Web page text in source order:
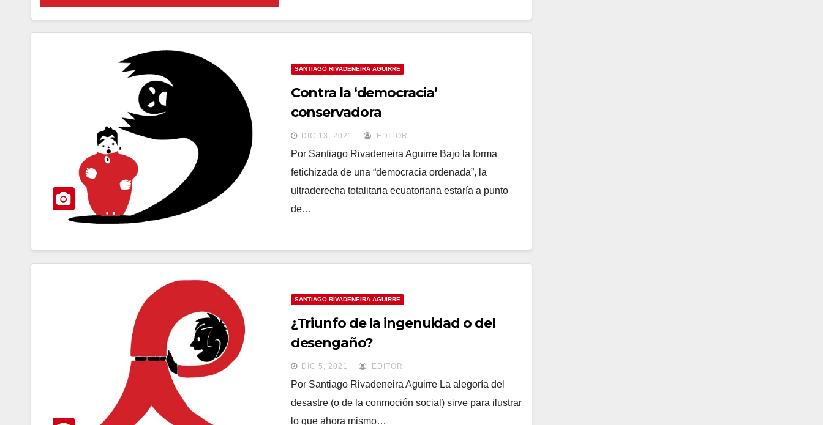
SANTIAGO RIVADENEIRA AGUIRRE
Contra la ‘democracia’
conservadora
DIC 13, 2021 EDITOR
Por Santiago Rivadeneira Aguirre Bajo la forma
fetichizada de una “democracia ordenada”, la
ultraderecha totalitaria ecuatoriana estaría a punto
de…
SANTIAGO RIVADENEIRA AGUIRRE
¿Triunfo de la ingenuidad o del
desengaño?
DIC 5, 2021 EDITOR
Por Santiago Rivadeneira Aguirre La alegoría del
desastre (o de la conmoción social) sirve para ilustrar
lo que ahora mismo…